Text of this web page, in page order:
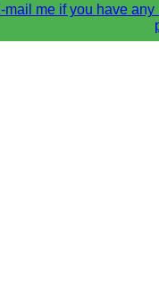
mail me if you have